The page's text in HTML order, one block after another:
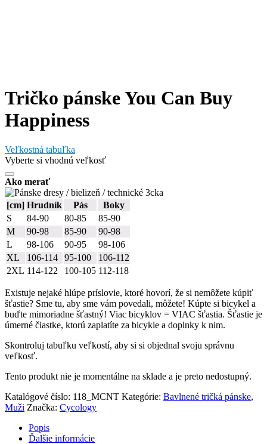
Tričko pánske You Can Buy
Happiness
Veľkostná tabuľka
Vyberte si vhodnú veľkosť
Ako merať
[cm] Hrudník Pás
Boky
S
84-90 80-85
85-90
M
90-98 85-90
90-98
L
98-106 90-95
98-106
XL
106-114 95-100
106-112
2XL 114-122 100-105 112-118
Existuje nejaké hlúpe príslovie, ktoré hovorí, že si nemôžete kúpiť
šťastie? Sme tu, aby sme vám povedali, môžete! Kúpte si bicykel a
buďte mimoriadne šťastný! Viac bicyklov = VIAC šťastia. Šťastie je
úmerné čiastke, ktorú zaplatíte za bicykle a doplnky k nim.
Skontroluj tabuľku veľkostí, aby si si objednal svoju správnu
veľkosť.
Tento produkt nie je momentálne na sklade a je preto nedostupný.
Katalógové číslo: 118_MCNT Kategórie: Bavlnené tričká pánske,
Muži Značka: Cycology
Popis
Ďalšie informácie